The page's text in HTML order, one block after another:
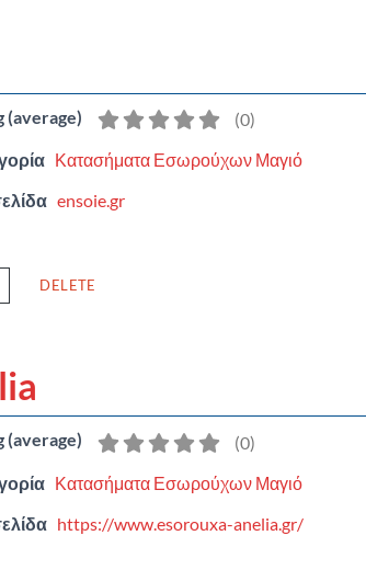
(average) (0)
Κατασήματα Εσωρούχων Μαγιό
ensoie.gr
DELETE
(average) (0)
Κατασήματα Εσωρούχων Μαγιό
https://www.esorouxa-anelia.gr/